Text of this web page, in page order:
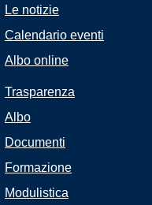
Le notizie
Calendario eventi
Albo online
Trasparenza
Albo
Documenti
Formazione
Modulistica